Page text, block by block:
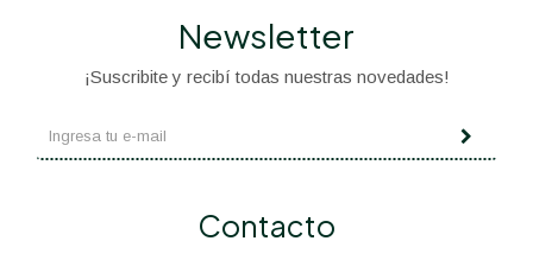
Contacto
Newsletter
¡Suscribite y recibí todas nuestras novedades!